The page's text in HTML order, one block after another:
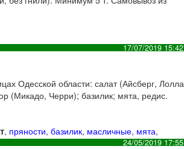
17/07/2019 15:42
Одесской области: салат (Айсберг, Лолла
(Микадо, Черри); базилик; мята, редис.
, пряности,базилик, масличные, мята,
24/05/2019 17:55